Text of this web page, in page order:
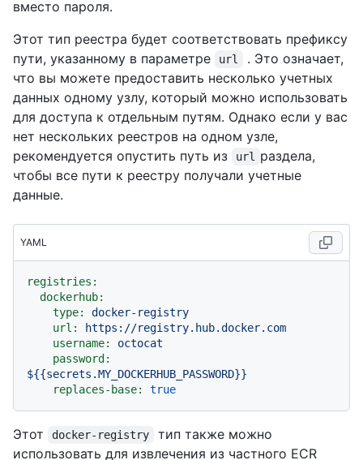
вместо пароля.
Этот тип реестра будет соответствовать префиксу
пути, указанному в параметре
url
. Это означает,
что вы можете предоставить несколько учетных
данных одному узлу, который можно использовать
для доступа к отдельным путям. Однако если у вас
нет нескольких реестров на одном узле,
рекомендуется опустить путь из
url
раздела,
чтобы все пути к реестру получали учетные
данные.
YAML
registries:
dockerhub:
type:
docker-registry
url:
https://registry.hub.docker.com
username:
octocat
password:
${{secrets.MY_DOCKERHUB_PASSWORD}}
replaces-base:
true
Этот docker-registry
тип также можно
использовать для извлечения из частного ECR